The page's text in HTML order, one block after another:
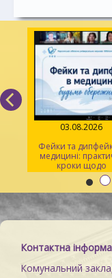
03.08.2026
Фейки та
медицині:
кроки щодо
розпізнавання
Контактна
Комунальний